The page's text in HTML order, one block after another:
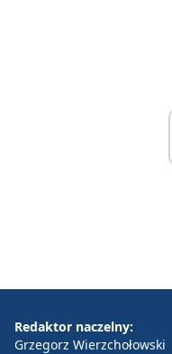
Redaktor naczelny:
Grzegorz Wierzchołowski